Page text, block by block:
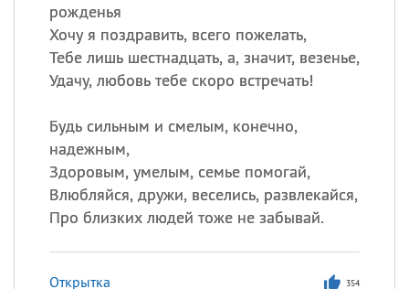
рожденья
Хочу я поздравить, всего пожелать,
Тебе лишь шестнадцать, а, значит, везенье,
Удачу, любовь тебе скоро встречать!
Будь сильным и смелым, конечно,
надежным,
Здоровым, умелым, семье помогай,
Влюбляйся, дружи, веселись, развлекайся,
Про близких людей тоже не забывай.
Открытка 354